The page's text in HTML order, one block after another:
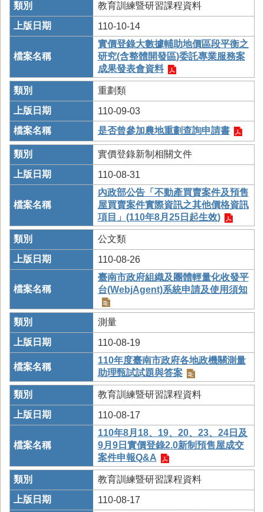
教育訓練暨研習課程資料
110-10-14
實價登錄大數據輔助地價區段平衡之
研究(含整體開發區)委託專業服務案
成果發表會資料
重劃類
110-09-03
是否曾參加農地重劃查詢申請書
實價登錄新制相關文件
110-08-31
內政部公告「不動產買賣案件及預售
屋買賣案件實際資訊之其他價格資訊
項目」(110年8月25日起生效)
公文類
110-08-26
臺南市政府組織及團體輕量化收發平
台(WebjAgent)系統申請及使用須知
測量
110-08-19
110年度臺南市政府各地政機關測量
助理甄試試題與答案
教育訓練暨研習課程資料
110-08-17
110年8月18、19、20、23、24日及
9月9日實價登錄2.0新制預售屋成交
案件申報Q&A
教育訓練暨研習課程資料
110-08-17